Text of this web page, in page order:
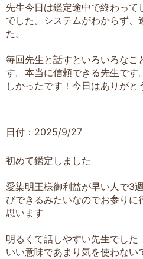
先生今日は鑑定途中で終わって
でした。システムがわからず、
た。
毎回先生と話すといろいろなこ
す。本当に信頼できる先生です
しかったです！今日はありがと
日付：2025/9/27
初めて鑑定しました
愛染明王様御利益が早い人で3
びできるみたいなのでお参りに
思います
明るくて話しやすい先生でした
いい意味であまり気を使わない